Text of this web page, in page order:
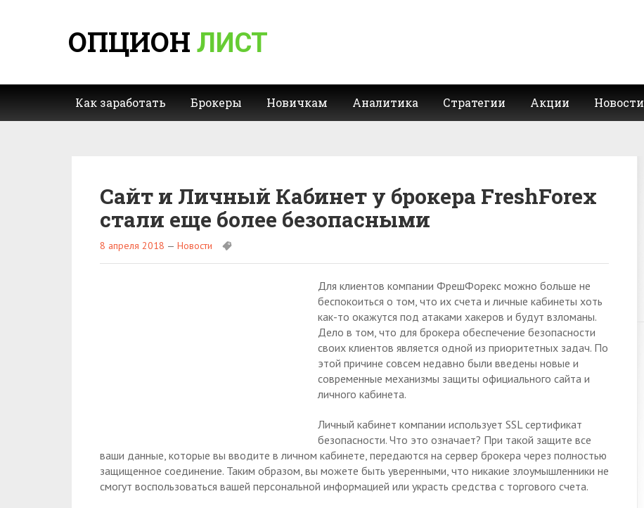
ОПЦИОН ЛИСТ
Как заработать Брокеры Новичкам Аналитика Стратегии Акции Новости
Сайт и Личный Кабинет у брокера FreshForex
стали еще более безопасными
8 апреля 2018 — Новости
Для клиентов компании ФрешФорекс можно больше не
беспокоиться о том, что их счета и личные кабинеты хоть
как-то окажутся под атаками хакеров и будут взломаны.
Дело в том, что для брокера обеспечение безопасности
своих клиентов является одной из приоритетных задач. По
этой причине совсем недавно были введены новые и
современные механизмы защиты официального сайта и
личного кабинета.
Личный кабинет компании использует SSL сертификат
безопасности. Что это означает? При такой защите все
ваши данные, которые вы вводите в личном кабинете, передаются на сервер брокера через полностью
защищенное соединение. Таким образом, вы можете быть уверенными, что никакие злоумышленники не
смогут воспользоваться вашей персональной информацией или украсть средства с торгового счета.